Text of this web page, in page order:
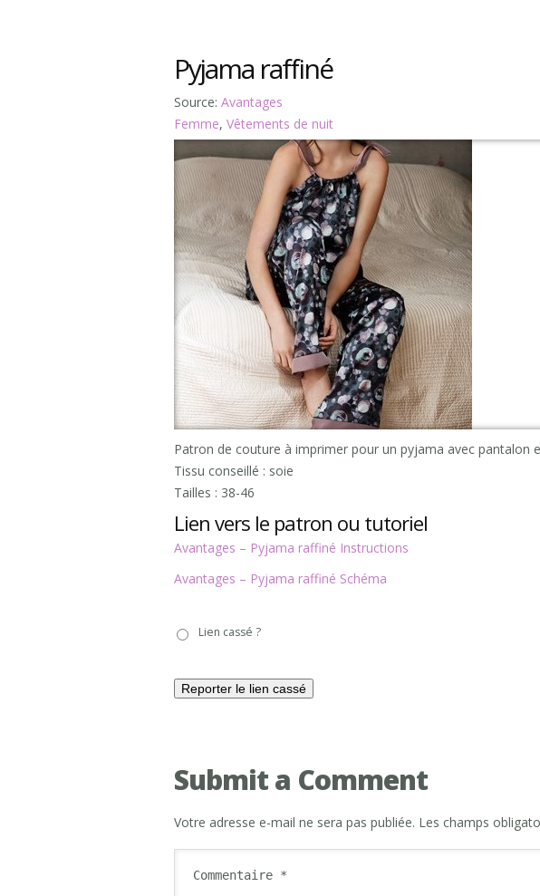
Pyjama raffiné
Source: Avantages
Femme, Vêtements de nuit
Patron de couture à imprimer pour un pyjama avec pantalon
Tissu conseillé : soie
Tailles : 38-46
Lien vers le patron ou tutoriel
Avantages – Pyjama raffiné Instructions
Avantages – Pyjama raffiné Schéma
casséLien cassé ?
Submit a Comment
Votre adresse e-mail ne sera pas publiée. Les champs